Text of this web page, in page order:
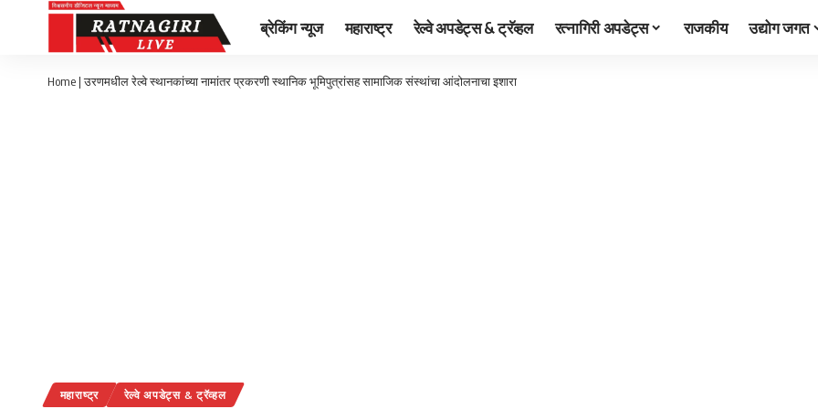
ब्रेकिंग न्यूज महाराष्ट्र रेल्वे अपडेट्स & ट्रॅव्हल रत्नागिरी अपडेट्स राजकीय उद्योग जगत
Home |उरणमधील रेल्वे स्थानकांच्या नामांतर प्रकरणी स्थानिक भूमिपुत्रांसह सामाजिक संस्थांचा आंदोलनाचा इशारा
महाराष्ट्र रेल्वे अपडेट्स & ट्रॅव्हल